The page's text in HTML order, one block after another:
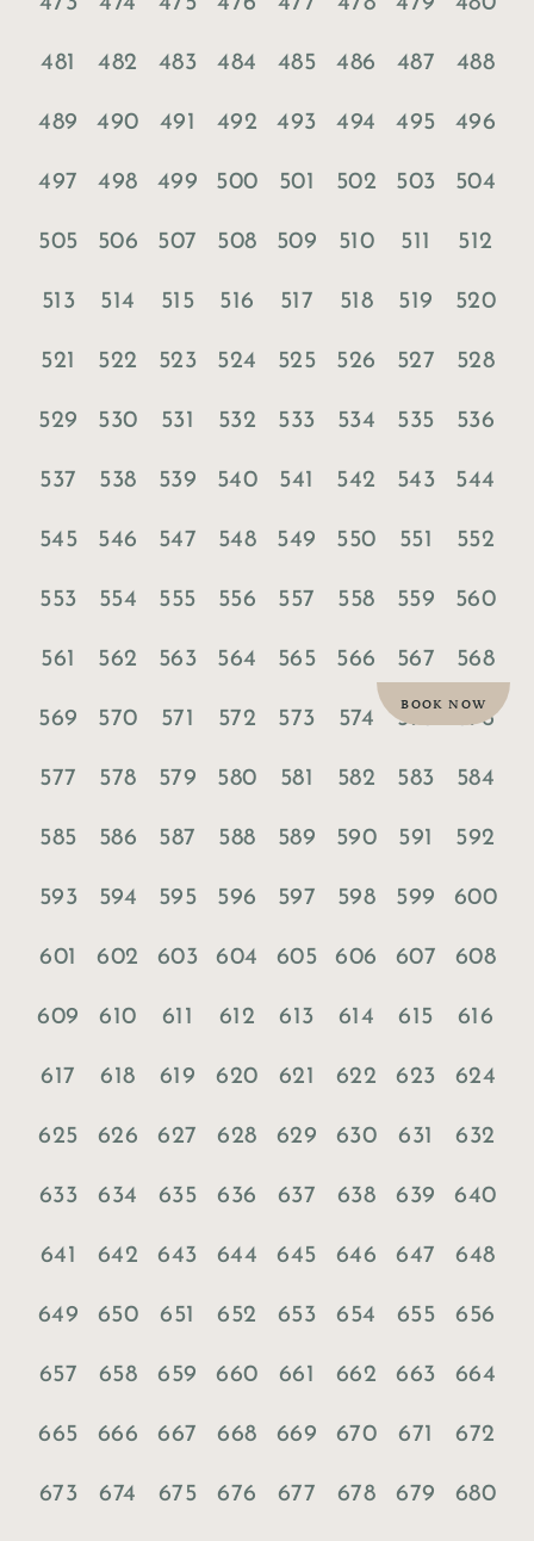
BOOK NOW
481 482 483 484 485 486 487 488
489 490 491 492 493 494 495 496
497 498 499 500 501 502 503 504
505 506 507 508 509 510 511 512
513 514 515 516 517 518 519 520
521 522 523 524 525 526 527 528
529 530 531 532 533 534 535 536
537 538 539 540 541 542 543 544
545 546 547 548 549 550 551 552
553 554 555 556 557 558 559 560
561 562 563 564 565 566 567 568
569 570 571 572 573 574 575 576
577 578 579 580 581 582 583 584
585 586 587 588 589 590 591 592
593 594 595 596 597 598 599 600
601 602 603 604 605 606 607 608
609 610 611 612 613 614 615 616
617 618 619 620 621 622 623 624
625 626 627 628 629 630 631 632
633 634 635 636 637 638 639 640
641 642 643 644 645 646 647 648
649 650 651 652 653 654 655 656
657 658 659 660 661 662 663 664
665 666 667 668 669 670 671 672
673 674 675 676 677 678 679 680